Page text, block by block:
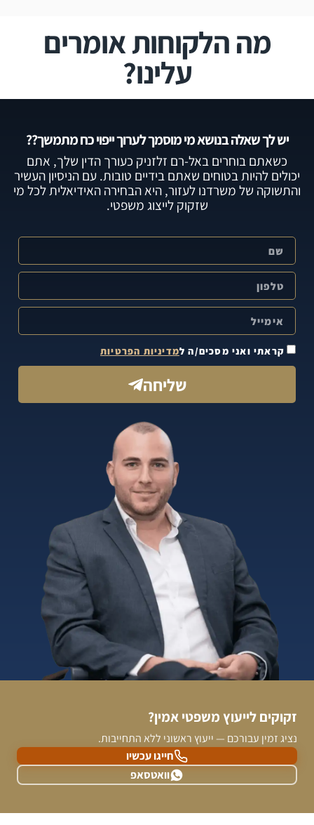
מה הלקוחות אומרים
עלינו?
יש לך שאלה בנושא מי מוסמך לערוך ייפוי כח מתמשך??
כשאתם בוחרים באל-רם זלזניק כעורך הדין שלך, אתם
יכולים להיות בטוחים שאתם בידיים טובות. עם הניסיון העשיר
והתשוקה של משרדנו לעזור, היא הבחירה האידיאלית לכל מי
שזקוק לייצוג משפטי.
קראתי ואני מסכים/ה למדיניות הפרטיות
שליחה
זקוקים לייעוץ משפטי אמין?
נציג זמין עבורכם — ייעוץ ראשוני ללא התחייבות.
חייגו עכשיו
וואטסאפ